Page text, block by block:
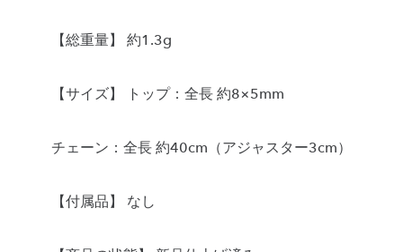
【総重量】 約1.3g
【サイズ】 トップ：全長 約8×5mm
チェーン：全長 約40cm（アジャスター3cm）
【付属品】 なし